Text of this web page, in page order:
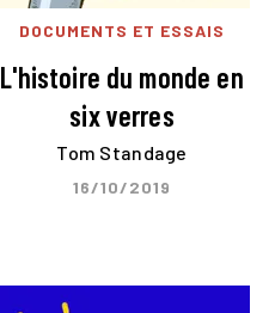
DOCUMENTS ET ESSAIS
L'histoire du monde en
six verres
Tom Standage
16/10/2019